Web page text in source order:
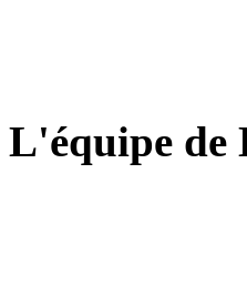
L'équipe de